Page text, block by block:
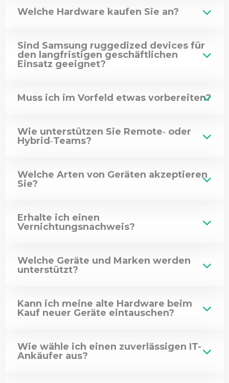
Welche Hardware kaufen Sie an?
Sind Samsung ruggedized devices für
den langfristigen geschäftlichen
Einsatz geeignet?
Muss ich im Vorfeld etwas vorbereiten?
Wie unterstützen Sie Remote‑ oder
Hybrid‑Teams?
Welche Arten von Geräten akzeptieren
Sie?
Erhalte ich einen
Vernichtungsnachweis?
Welche Geräte und Marken werden
unterstützt?
Kann ich meine alte Hardware beim
Kauf neuer Geräte eintauschen?
Wie wähle ich einen zuverlässigen IT-
Ankäufer aus?